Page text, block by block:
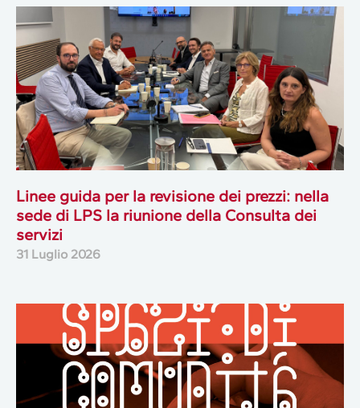
Linee guida per la revisione dei prezzi: nella
sede di LPS la riunione della Consulta dei
servizi
31 Luglio 2026